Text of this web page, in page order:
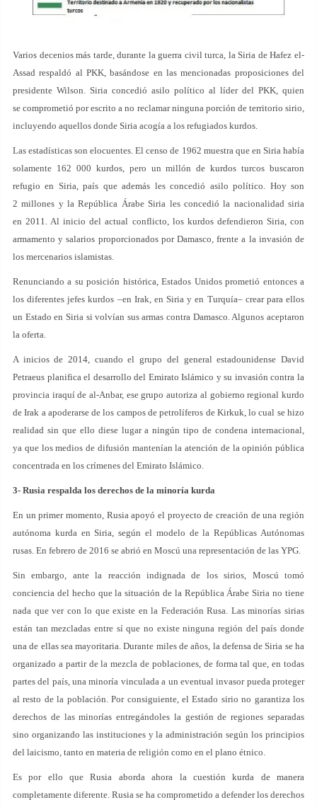
Varios decenios más tarde, durante la guerra civil turca, la Siria de Hafez el-
Assad respaldó al PKK, basándose en las mencionadas proposiciones del
presidente Wilson. Siria concedió asilo político al líder del PKK, quien
se comprometió por escrito a no reclamar ninguna porción de territorio sirio,
incluyendo aquellos donde Siria acogía a los refugiados kurdos.
Las estadísticas son elocuentes. El censo de 1962 muestra que en Siria había
solamente 162 000 kurdos, pero un millón de kurdos turcos buscaron
refugio en Siria, país que además les concedió asilo político. Hoy son
2 millones y la República Árabe Siria les concedió la nacionalidad siria
en 2011. Al inicio del actual conflicto, los kurdos defendieron Siria, con
armamento y salarios proporcionados por Damasco, frente a la invasión de
los mercenarios islamistas.
Renunciando a su posición histórica, Estados Unidos prometió entonces a
los diferentes jefes kurdos –en Irak, en Siria y en Turquía– crear para ellos
un Estado en Siria si volvían sus armas contra Damasco. Algunos aceptaron
la oferta.
A inicios de 2014, cuando el grupo del general estadounidense David
Petraeus planifica el desarrollo del Emirato Islámico y su invasión contra la
provincia iraquí de al-Anbar, ese grupo autoriza al gobierno regional kurdo
de Irak a apoderarse de los campos de petrolíferos de Kirkuk, lo cual se hizo
realidad sin que ello diese lugar a ningún tipo de condena internacional,
ya que los medios de difusión mantenían la atención de la opinión pública
concentrada en los crímenes del Emirato Islámico.
3- Rusia respalda los derechos de la minoría kurda
En un primer momento, Rusia apoyó el proyecto de creación de una región
autónoma kurda en Siria, según el modelo de la Repúblicas Autónomas
rusas. En febrero de 2016 se abrió en Moscú una representación de las YPG.
Sin embargo, ante la reacción indignada de los sirios, Moscú tomó
conciencia del hecho que la situación de la República Árabe Siria no tiene
nada que ver con lo que existe en la Federación Rusa. Las minorías sirias
están tan mezcladas entre sí que no existe ninguna región del país donde
una de ellas sea mayoritaria. Durante miles de años, la defensa de Siria se ha
organizado a partir de la mezcla de poblaciones, de forma tal que, en todas
partes del país, una minoría vinculada a un eventual invasor pueda proteger
al resto de la población. Por consiguiente, el Estado sirio no garantiza los
derechos de las minorías entregándoles la gestión de regiones separadas
sino organizando las instituciones y la administración según los principios
del laicismo, tanto en materia de religión como en el plano étnico.
Es por ello que Rusia aborda ahora la cuestión kurda de manera
completamente diferente. Rusia se ha comprometido a defender los derechos